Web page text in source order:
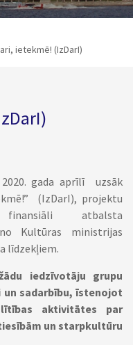
ietekmē! (IzDarI)
gada aprīlī uzsāk
(IzDarI), projektu
finansiāli atbalsta
Kultūras ministrijas
līdzekļiem.
iedzīvotāju grupu
sadarbību, īstenojot
aktivitātes par
un starpkultūru